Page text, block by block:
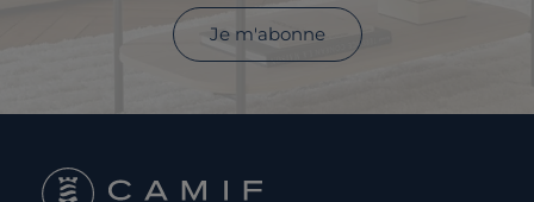
Je m'abonne